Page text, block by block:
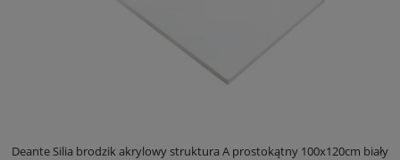
Deante Silia brodzik akrylowy struktura A prostokątny 100x120cm biały